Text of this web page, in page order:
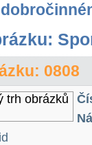
0808